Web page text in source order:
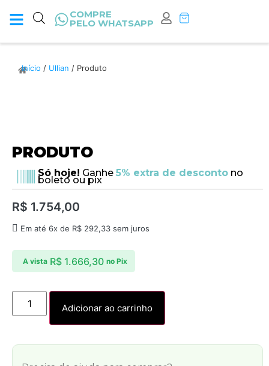
COMPRE
PELO WHATSAPP
Início / Ullian / Produto
PRODUTO
Só hoje! Ganhe 5% extra de descontono
boleto ou pix
R$ 1.754,00
Em até 6x de R$ 292,33 sem juros
A vista R$1.666,30 no Pix
Adicionar ao carrinho